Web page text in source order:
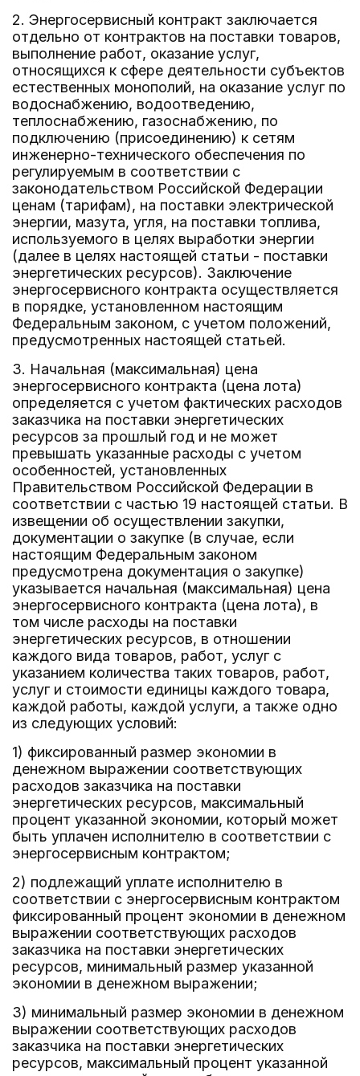
2. Энергосервисный контракт заключается
отдельно от контрактов на поставки товаров,
выполнение работ, оказание услуг,
относящихся к сфере деятельности субъектов
естественных монополий, на оказание услуг по
водоснабжению, водоотведению,
теплоснабжению, газоснабжению, по
подключению (присоединению) к сетям
инженерно-технического обеспечения по
регулируемым в соответствии с
законодательством Российской Федерации
ценам (тарифам), на поставки электрической
энергии, мазута, угля, на поставки топлива,
используемого в целях выработки энергии
(далее в целях настоящей статьи - поставки
энергетических ресурсов). Заключение
энергосервисного контракта осуществляется
в порядке, установленном настоящим
Федеральным законом, с учетом положений,
предусмотренных настоящей статьей.
3. Начальная (максимальная) цена
энергосервисного контракта (цена лота)
определяется с учетом фактических расходов
заказчика на поставки энергетических
ресурсов за прошлый год и не может
превышать указанные расходы с учетом
особенностей, установленных
Правительством Российской Федерации в
соответствии с частью 19 настоящей статьи. В
извещении об осуществлении закупки,
документации о закупке (в случае, если
настоящим Федеральным законом
предусмотрена документация о закупке)
указывается начальная (максимальная) цена
энергосервисного контракта (цена лота), в
том числе расходы на поставки
энергетических ресурсов, в отношении
каждого вида товаров, работ, услуг с
указанием количества таких товаров, работ,
услуг и стоимости единицы каждого товара,
каждой работы, каждой услуги, а также одно
из следующих условий:
1) фиксированный размер экономии в
денежном выражении соответствующих
расходов заказчика на поставки
энергетических ресурсов, максимальный
процент указанной экономии, который может
быть уплачен исполнителю в соответствии с
энергосервисным контрактом;
2) подлежащий уплате исполнителю в
соответствии с энергосервисным контрактом
фиксированный процент экономии в денежном
выражении соответствующих расходов
заказчика на поставки энергетических
ресурсов, минимальный размер указанной
экономии в денежном выражении;
3) минимальный размер экономии в денежном
выражении соответствующих расходов
заказчика на поставки энергетических
ресурсов, максимальный процент указанной